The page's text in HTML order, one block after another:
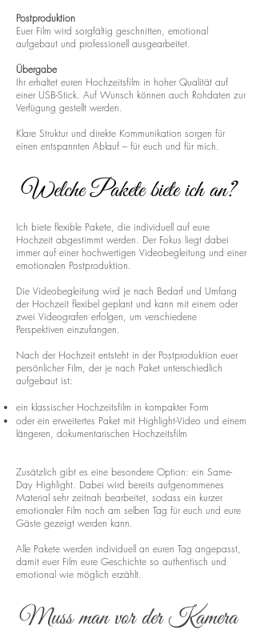
Postproduktion
Euer Film wird sorgfältig geschnitten, emotional
aufgebaut und professionell ausgearbeitet.
Übergabe
Ihr erhaltet euren Hochzeitsfilm in hoher Qualität auf
einer USB-Stick. Auf Wunsch können auch Rohdaten zur
Verfügung gestellt werden.
Klare Struktur und direkte Kommunikation sorgen für
einen entspannten Ablauf – für euch und für mich.
Welche Pakete biete ich an?
Ich biete flexible Pakete, die individuell auf eure
Hochzeit abgestimmt werden. Der Fokus liegt dabei
immer auf einer hochwertigen Videobegleitung und einer
emotionalen Postproduktion.
Die Videobegleitung wird je nach Bedarf und Umfang
der Hochzeit flexibel geplant und kann mit einem oder
zwei Videografen erfolgen, um verschiedene
Perspektiven einzufangen.
Nach der Hochzeit entsteht in der Postproduktion euer
persönlicher Film, der je nach Paket unterschiedlich
aufgebaut ist:
ein klassischer Hochzeitsfilm in kompakter Form
oder ein erweitertes Paket mit Highlight-Video und einem
längeren, dokumentarischen Hochzeitsfilm
Zusätzlich gibt es eine besondere Option: ein Same-
Day Highlight. Dabei wird bereits aufgenommenes
Material sehr zeitnah bearbeitet, sodass ein kurzer
emotionaler Film noch am selben Tag für euch und eure
Gäste gezeigt werden kann.
Alle Pakete werden individuell an euren Tag angepasst,
damit euer Film eure Geschichte so authentisch und
emotional wie möglich erzählt.
Muss man vor der Kamera